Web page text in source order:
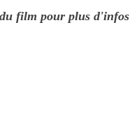
film pour plus d'infos